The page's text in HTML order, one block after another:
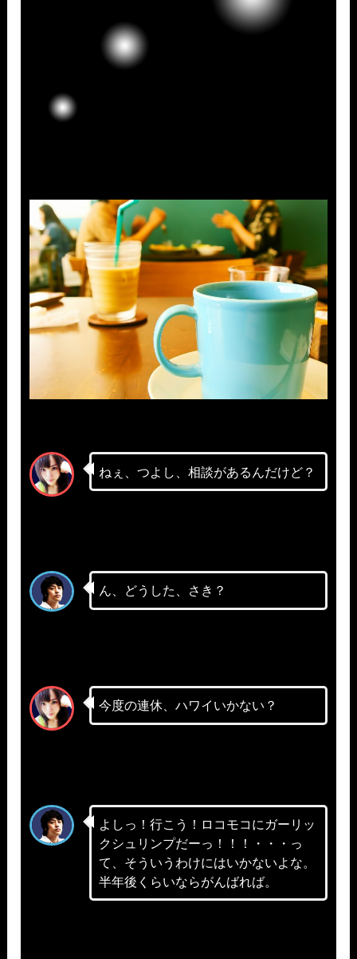
ねぇ、つよし、相談があるんだけど？
ん、どうした、さき？
今度の連休、ハワイいかない？
よしっ！行こう！ロコモコにガーリッ
クシュリンプだーっ！！！・・・っ
て、そういうわけにはいかないよな。
半年後くらいならがんばれば。